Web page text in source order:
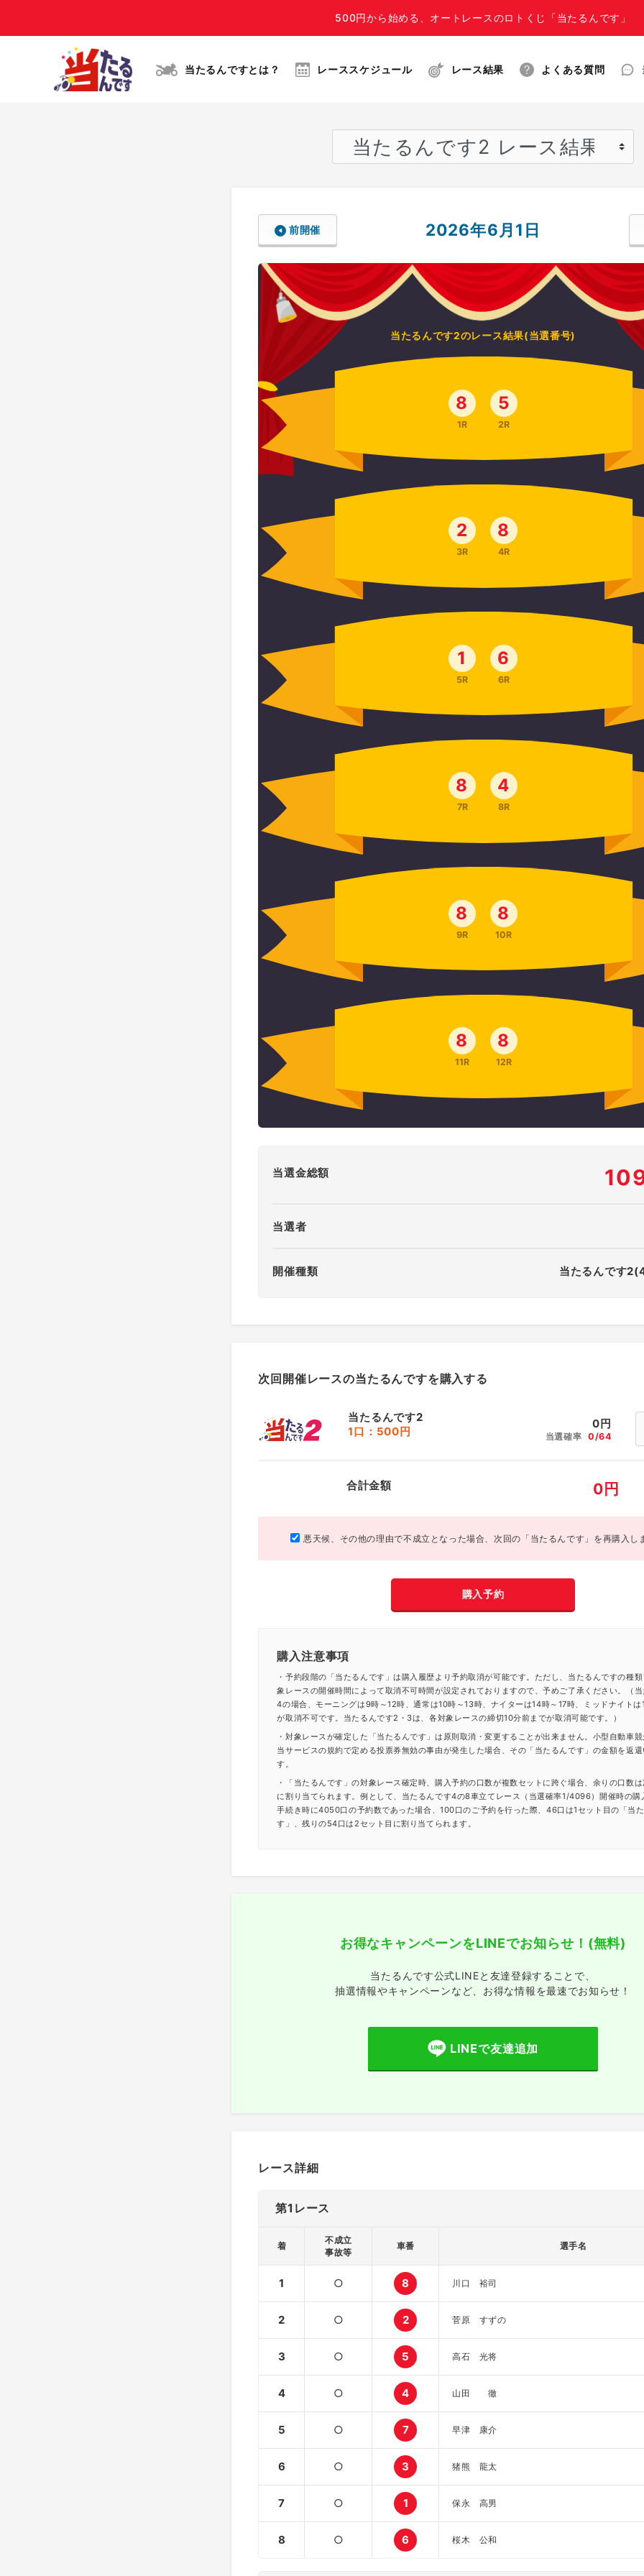
500円から始める、オートレースのロトくじ「当たるんです」
当たるんですとは？ レーススケジュール レース結果 よくある質問
前開催 2026年6月1日
当たるんです2のレース結果(当選番号)
8
1R
5
2R
2
3R
8
4R
1
5R
6
6R
8
7R
4
8R
8
9R
8
10R
8
11R
8
12R
当選金総額
当選者
開催種類 当たるんです
次回開催レースの当たるんですを購入する
当たるんです2
1口：500円
0円
当選確率 0/64
合計金額 0 円
悪天候、その他の理由で不成立となった場合、次回の「当たるんです」を再購入し
購入予約
購入注意事項
・予約段階の「当たるんです」は購入履歴より予約取消が可能です。ただし、当たるんですの種
象レースの開催時間によって取消不可時間が設定されておりますので、予めご了承ください。（
4の場合、モーニングは9時～12時、通常は10時～13時、ナイターは14時～17時、ミッドナイト
が取消不可です。当たるんです2・3は、各対象レースの締切10分前までが取消可能です。）
・対象レースが確定した「当たるんです」は原則取消・変更することが出来ません。小型自動車
当サービスの規約で定める投票券無効の事由が発生した場合、その「当たるんです」の金額を返
す。
・「当たるんです」の対象レース確定時、購入予約の口数が複数セットに跨ぐ場合、余りの口数
に割り当てられます。例として、当たるんです4の8車立てレース（当選確率1/4096）開催時の購
手続き時に4050口の予約数であった場合、100口のご予約を行った際、46口は1セット目の「当
す」、残りの54口は2セット目に割り当てられます。
お得なキャンペーンをLINEでお知らせ！ (無料)
当たるんです公式LINEと友達登録することで、
抽選情報やキャンペーンなど、 お得な情報を最速でお知らせ！
LINEで友達追加
レース詳細
第1レース
着
不成立
事故等
車番 選手名
1 ○ 8 川口 裕司
2 ○ 2 菅原 すずの
3 ○ 5 高石 光将
4 ○ 4 山田 徹
5 ○ 7 早津 康介
6 ○ 3 猪熊 龍太
7 ○ 1 保永 高男
8 ○ 6 桜木 公和